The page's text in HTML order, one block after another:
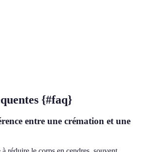
{#faq}
entre une crémation et une